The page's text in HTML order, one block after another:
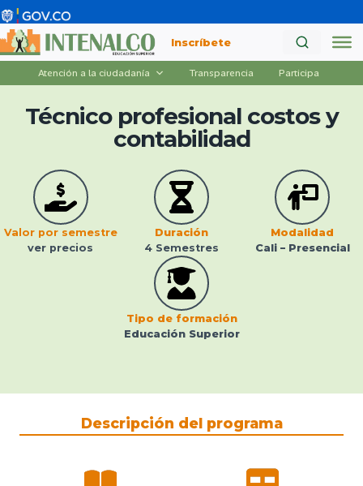
Saltar
al
contenido
Inscríbete
Atención a la ciudadanía Transparencia Participa
Técnico profesional costos y
contabilidad
Valor por semestre
ver precios
Duración
4 Semestres
Modalidad
Cali – Presencial
Tipo de formación
Educación Superior
Descripción del programa